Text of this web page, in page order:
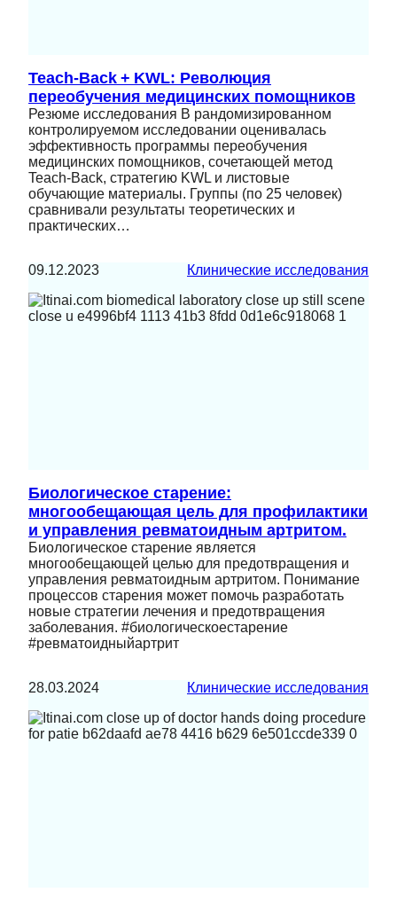
Teach‑Back + KWL: Революция
переобучения медицинских помощников
Резюме исследования В рандомизированном
контролируемом исследовании оценивалась
эффективность программы переобучения
медицинских помощников, сочетающей метод
Teach‑Back, стратегию KWL и листовые
обучающие материалы. Группы (по 25 человек)
сравнивали результаты теоретических и
практических…
09.12.2023 Клинические исследования
Биологическое старение:
многообещающая цель для профилактики
и управления ревматоидным артритом.
Биологическое старение является
многообещающей целью для предотвращения и
управления ревматоидным артритом. Понимание
процессов старения может помочь разработать
новые стратегии лечения и предотвращения
заболевания. #биологическоестарение
#ревматоидныйартрит
28.03.2024 Клинические исследования